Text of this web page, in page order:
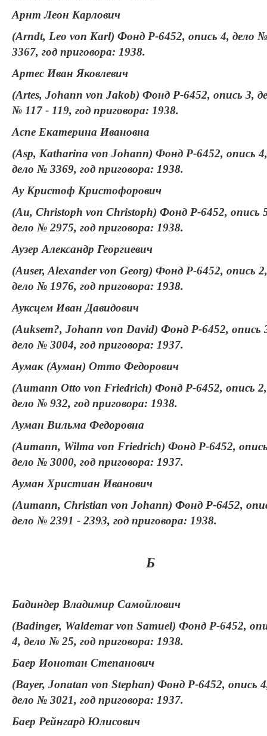
Арнт Леон Карлович
(Arndt, Leo von Karl) Фонд Р-6452, опись 4, дело №
3367, год приговора: 1938.
Артес Иван Яковлевич
(Artes, Johann von Jakob) Фонд Р-6452, опись 3,
№ 117 - 119, год приговора: 1938.
Аспе Екатерина Ивановна
(Asp, Katharina von Johann) Фонд Р-6452, опись 4,
дело № 3369, год приговора: 1938.
Ау Кристоф Кристофорович
(Au, Christoph von Christoph) Фонд Р-6452, опись
дело № 2975, год приговора: 1938.
Аузер Александр Георгиевич
(Auser, Alexander von Georg) Фонд Р-6452, опись 2,
дело № 1976, год приговора: 1938.
Ауксцем Иван Давидович
(Auksem?, Johann von David) Фонд Р-6452, опись
дело № 3004, год приговора: 1937.
Аумак (Ауман) Отто Федорович
(Aumann Otto von Friedrich) Фонд Р-6452, опись 2,
дело № 932, год приговора: 1938.
Ауман Вильма Федоровна
(Aumann, Wilma von Friedrich) Фонд Р-6452,
дело № 3000, год приговора: 1937.
Ауман Христиан Иванович
(Aumann, Christian von Johann) Фонд Р-6452,
дело № 2391 - 2393, год приговора: 1938.
Б
Бадиндер Владимир Самойлович
(Badinger, Waldemar von Samuel) Фонд Р-6452,
4, дело № 25, год приговора: 1938.
Баер Ионотан Степанович
(Bayer, Jonatan von Stephan) Фонд Р-6452, опись
дело № 3021, год приговора: 1937.
Баер Рейнгард Юлисович